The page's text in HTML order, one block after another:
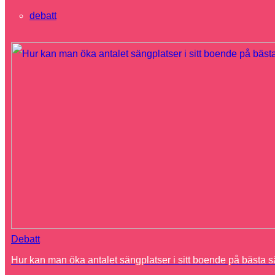
debatt
Debatt
Hur kan man öka antalet sängplatser i sitt boende på bästa